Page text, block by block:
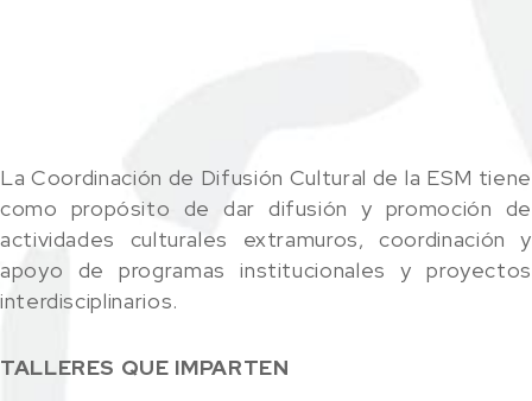
La Coordinación de Difusión Cultural de la ESM tiene
como propósito de dar difusión y promoción de
actividades culturales extramuros, coordinación y
apoyo de programas institucionales y proyectos
interdisciplinarios.
TALLERES QUE IMPARTEN